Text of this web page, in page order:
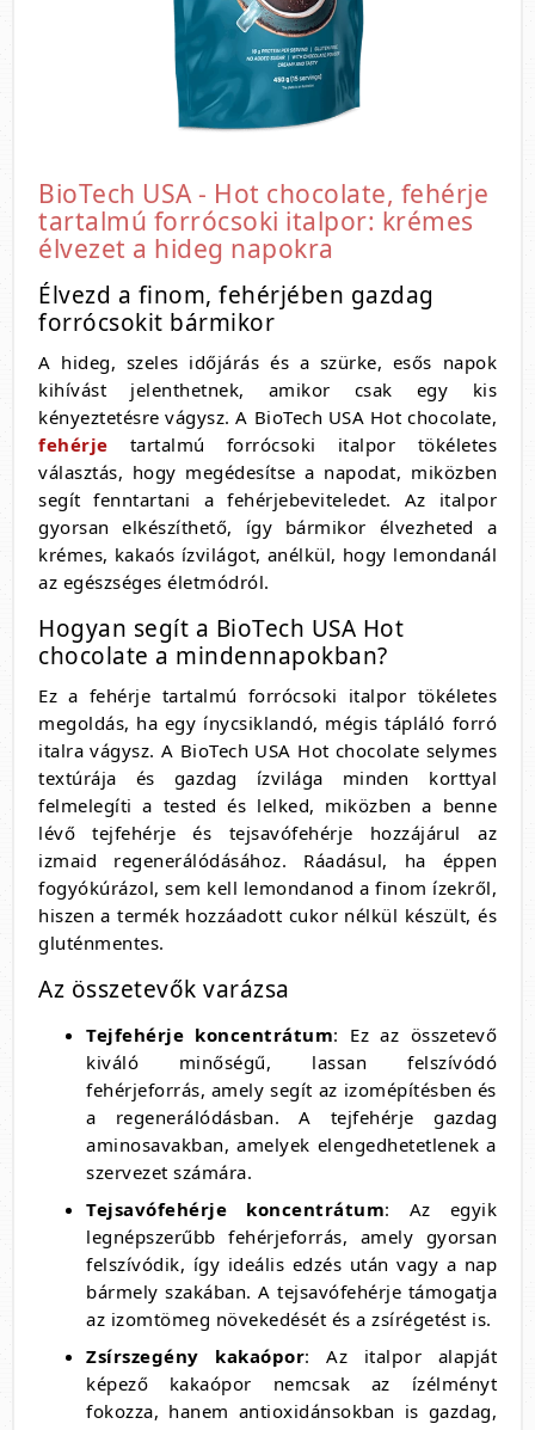
BioTech USA - Hot chocolate, fehérje
tartalmú forrócsoki italpor: krémes
élvezet a hideg napokra
Élvezd a finom, fehérjében gazdag
forrócsokit bármikor
A hideg, szeles időjárás és a szürke, esős napok
kihívást jelenthetnek, amikor csak egy kis
kényeztetésre vágysz. A BioTech USA Hot chocolate,
fehérje tartalmú forrócsoki italpor tökéletes
választás, hogy megédesítse a napodat, miközben
segít fenntartani a fehérjebeviteledet. Az italpor
gyorsan elkészíthető, így bármikor élvezheted a
krémes, kakaós ízvilágot, anélkül, hogy lemondanál
az egészséges életmódról.
Hogyan segít a BioTech USA Hot
chocolate a mindennapokban?
Ez a fehérje tartalmú forrócsoki italpor tökéletes
megoldás, ha egy ínycsiklandó, mégis tápláló forró
italra vágysz. A BioTech USA Hot chocolate selymes
textúrája és gazdag ízvilága minden korttyal
felmelegíti a tested és lelked, miközben a benne
lévő tejfehérje és tejsavófehérje hozzájárul az
izmaid regenerálódásához. Ráadásul, ha éppen
fogyókúrázol, sem kell lemondanod a finom ízekről,
hiszen a termék hozzáadott cukor nélkül készült, és
gluténmentes.
Az összetevők varázsa
Tejfehérje koncentrátum: Ez az összetevő
kiváló minőségű, lassan felszívódó
fehérjeforrás, amely segít az izomépítésben és
a regenerálódásban. A tejfehérje gazdag
aminosavakban, amelyek elengedhetetlenek a
szervezet számára.
Tejsavófehérje koncentrátum: Az egyik
legnépszerűbb fehérjeforrás, amely gyorsan
felszívódik, így ideális edzés után vagy a nap
bármely szakában. A tejsavófehérje támogatja
az izomtömeg növekedését és a zsírégetést is.
Zsírszegény kakaópor: Az italpor alapját
képező kakaópor nemcsak az ízélményt
fokozza, hanem antioxidánsokban is gazdag,